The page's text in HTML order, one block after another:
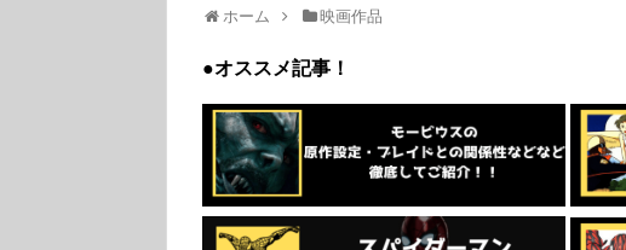
ホーム 映画作品
●オススメ記事！